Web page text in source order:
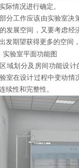
际情况进行确定。
作应该由实验室决策层决
发展空间，又要考虑经
发期望获得更多的空间
、实验室平面功能图
划分及房间功能设计的基
验室在设计过程中变动
性和完整性。